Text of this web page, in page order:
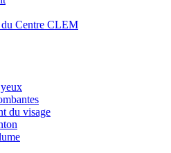
du Centre CLEM
du visage